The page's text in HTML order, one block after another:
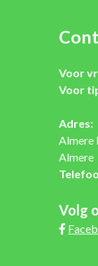
Voor
Voor
Adres:
Almere
Almere
Volg